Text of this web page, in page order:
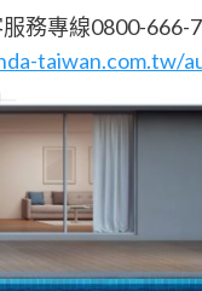
務專線0800-666-
taiwan.com.tw/